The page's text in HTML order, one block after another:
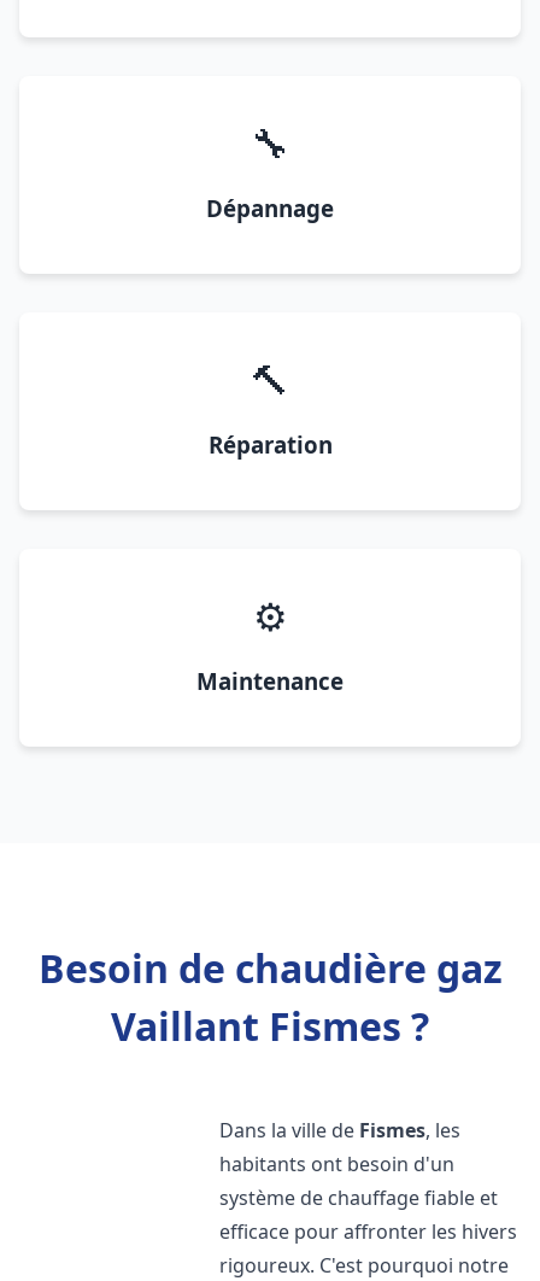
🔧
Dépannage
🔨
Réparation
⚙️
Maintenance
Besoin de chaudière gaz
Vaillant Fismes ?
Dans la ville de Fismes, les
habitants ont besoin d'un
système de chauffage fiable et
efficace pour affronter les hivers
rigoureux. C'est pourquoi notre